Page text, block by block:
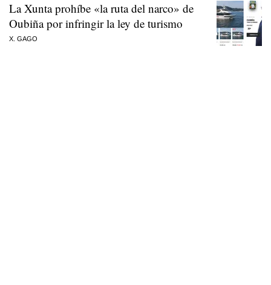
La Xunta prohíbe «la ruta del narco» de
Oubiña por infringir la ley de turismo
X. GAGO